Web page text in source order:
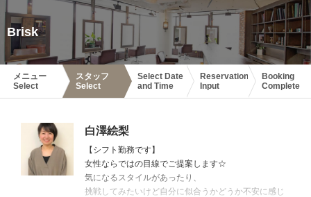
Brisk
メニュー
Select
スタッフ
Select
Select Date
and Time
Reservation
Input
Booking
Complete
白澤絵梨
【シフト勤務です】
女性ならではの目線でご提案します☆
気になるスタイルがあったり、
挑戦してみたいけど自分に似合うかどうか不安に感じ